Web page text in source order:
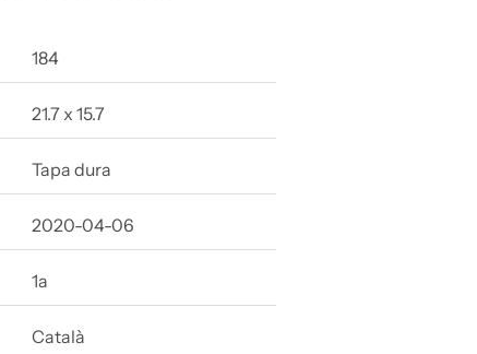
184
21.7 x 15.7
Tapa dura
2020-04-06
1a
Català